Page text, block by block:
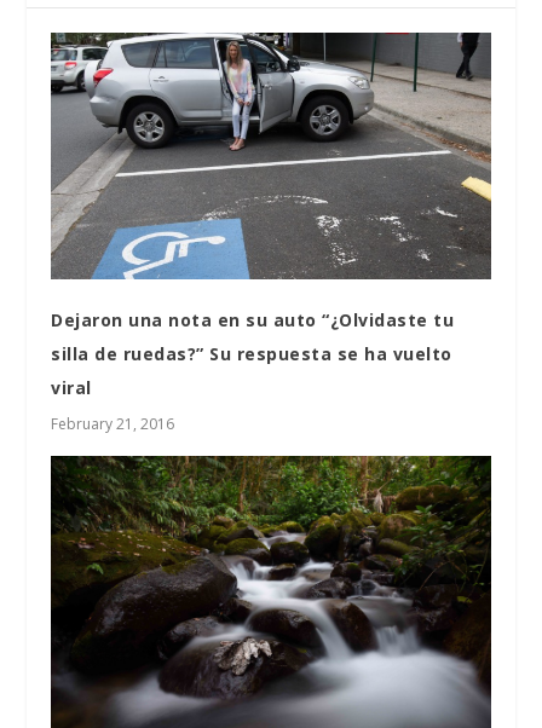
Dejaron una nota en su auto “¿Olvidaste tu
silla de ruedas?” Su respuesta se ha vuelto
viral
February 21, 2016